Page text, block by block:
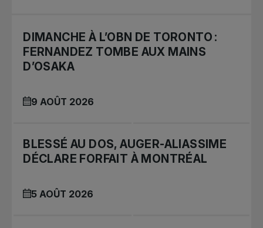
DIMANCHE À L’OBN DE TORONTO :
FERNANDEZ TOMBE AUX MAINS
D’OSAKA
9 AOÛT 2026
BLESSÉ AU DOS, AUGER-ALIASSIME
DÉCLARE FORFAIT À MONTRÉAL
5 AOÛT 2026